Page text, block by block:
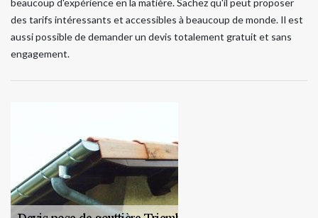
beaucoup d'expérience en la matière. Sachez qu'il peut proposer
des tarifs intéressants et accessibles à beaucoup de monde. Il est
aussi possible de demander un devis totalement gratuit et sans
engagement.